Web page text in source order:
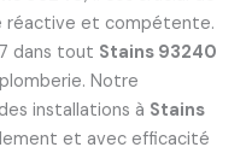
réactive et compétente.
dans tout Stains 93240
Notre
installations à Stains
et avec efficacité